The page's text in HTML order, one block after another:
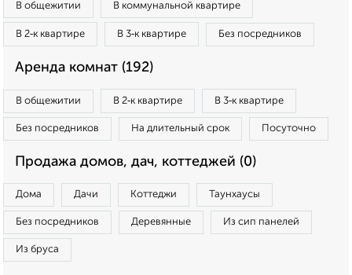
В общежитии В коммунальной квартире
В 2‑к квартире В 3‑к квартире Без посредников
Аренда комнат (192)
В общежитии В 2‑к квартире В 3‑к квартире
Без посредников На длительный срок Посуточно
Продажа домов, дач, коттеджей (0)
Дома Дачи Коттеджи Таунхаусы
Без посредников Деревянные Из сип панелей
Из бруса